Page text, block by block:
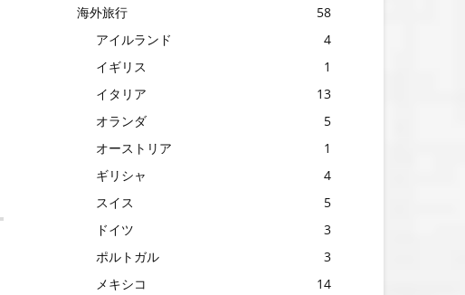
海外旅行
58
アイルランド
4
イギリス
1
イタリア
13
オランダ
5
オーストリア
1
ギリシャ
4
スイス
5
ドイツ
3
ポルトガル
3
メキシコ
14